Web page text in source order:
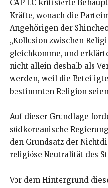
CAP LC kritisierte
Kräfte, wonach die
Angehörigen der
„Kollusion zwischen
gleichkomme, und
nicht allein deshalb als
werden, weil die
bestimmten Religion
Auf dieser Grundlage
südkoreanische
den Grundsatz der
religiöse Neutralität des
Vor dem Hintergrund